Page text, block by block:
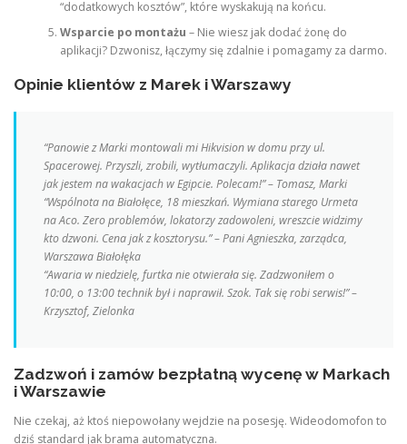
“dodatkowych kosztów”, które wyskakują na końcu.
Wsparcie po montażu – Nie wiesz jak dodać żonę do
aplikacji? Dzwonisz, łączymy się zdalnie i pomagamy za darmo.
Opinie klientów z Marek i Warszawy
“Panowie z Marki montowali mi Hikvision w domu przy ul.
Spacerowej. Przyszli, zrobili, wytłumaczyli. Aplikacja działa nawet
jak jestem na wakacjach w Egipcie. Polecam!” – Tomasz, Marki
“Wspólnota na Białołęce, 18 mieszkań. Wymiana starego Urmeta
na Aco. Zero problemów, lokatorzy zadowoleni, wreszcie widzimy
kto dzwoni. Cena jak z kosztorysu.” –Pani Agnieszka, zarządca,
Warszawa Białołęka
“Awaria w niedzielę, furtka nie otwierała się. Zadzwoniłem o
10:00, o 13:00 technik był i naprawił. Szok. Tak się robi serwis!” –
Krzysztof, Zielonka
Zadzwoń i zamów bezpłatną wycenę w Markach
i Warszawie
Nie czekaj, aż ktoś niepowołany wejdzie na posesję. Wideodomofon to
dziś standard jak brama automatyczna.